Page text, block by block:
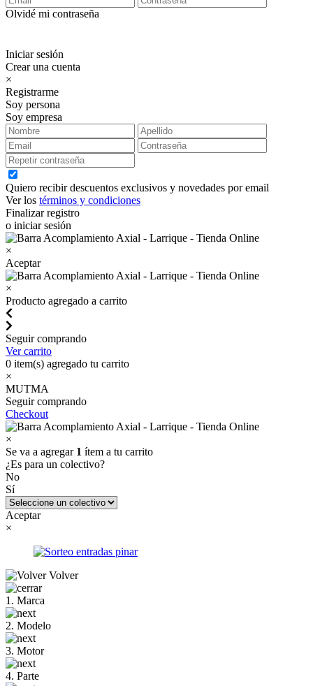
Olvidé mi contraseña
Iniciar sesión
Crear una cuenta
×
Registrarme
Soy persona
Soy empresa
Quiero recibir descuentos exclusivos y novedades por email
Ver los términos y condiciones
Finalizar registro
o iniciar sesión
×
Aceptar
×
Producto agregado a carrito
Seguir comprando
Ver carrito
0 item(s) agregado tu carrito
×
MUTMA
Seguir comprando
Checkout
×
Se va a agregar 1 ítem a tu carrito
¿Es para un colectivo?
No
Sí
Aceptar
×
Volver
1. Marca
2. Modelo
3. Motor
4. Parte